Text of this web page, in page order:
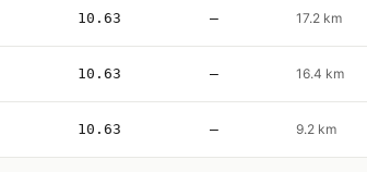
10.63 — 17.2 km
10.63 — 16.4 km
10.63 — 9.2 km